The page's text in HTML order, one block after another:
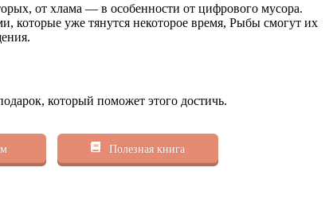
от хлама — в особенности от цифрового мусора.
которые уже тянутся некоторое время, Рыбы смогут их
который поможет этого достичь.
Полезная книга